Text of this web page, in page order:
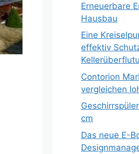
Erneuerbare
Hausbau
Eine
effektiv
Contorion
vergleichen
cm
Das neue E-